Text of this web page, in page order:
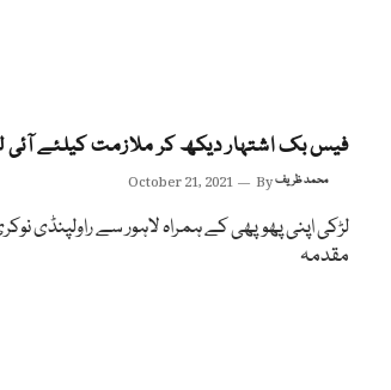
فیس بک اشتہار دیکھ کر ملازمت کیلئے آئی
October 21, 2021 Byمحمد ظریف
لڑکی اپنی پھوپھی کے ہمراہ لاہور سے راولپنڈی
مقدمہ